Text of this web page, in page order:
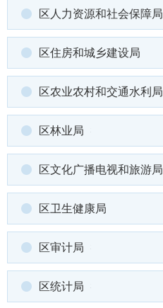
区人力资源和社会保障局
区住房和城乡建设局
区农业农村和交通水利局
区林业局
区文化广播电视和旅游局
区卫生健康局
区审计局
区统计局